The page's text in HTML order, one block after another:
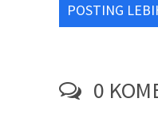
POSTING
0